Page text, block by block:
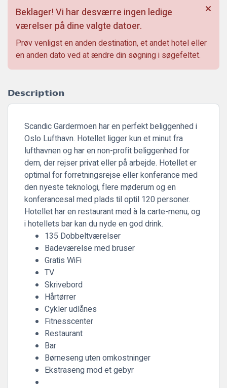
Beklager! Vi har desværre ingen ledige
værelser på dine valgte datoer.
Prøv venligst en anden destination, et andet hotel eller
en anden dato ved at ændre din søgning i søgefeltet.
Description
Scandic Gardermoen har en perfekt beliggenhed i
Oslo Lufthavn. Hotellet ligger kun et minut fra
lufthavnen og har en non-profit beliggenhed for
dem, der rejser privat eller på arbejde. Hotellet er
optimal for forretningsrejse eller konferance med
den nyeste teknologi, flere møderum og en
konferancesal med plads til optil 120 personer.
Hotellet har en restaurant med à la carte-menu, og
i hotellets bar kan du nyde en god drink.
135 Dobbeltværelser
Badeværelse med bruser
Gratis WiFi
TV
Skrivebord
Hårtørrer
Cykler udlånes
Fitnesscenter
Restaurant
Bar
Børneseng uten omkostninger
Ekstraseng mod et gebyr